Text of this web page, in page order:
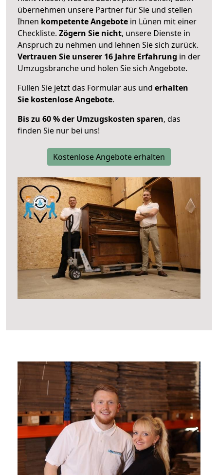
übernehmen unsere Partner für Sie und stellen
Ihnen kompetente Angebote in Lünen mit einer
Checkliste. Zögern Sie nicht, unsere Dienste in
Anspruch zu nehmen und lehnen Sie sich zurück.
Vertrauen Sie unserer 16 Jahre Erfahrung in der
Umzugsbranche und holen Sie sich Angebote.
Füllen Sie jetzt das Formular aus und erhalten
Sie kostenlose Angebote.
Bis zu 60 % der Umzugskosten sparen, das
finden Sie nur bei uns!
Kostenlose Angebote erhalten